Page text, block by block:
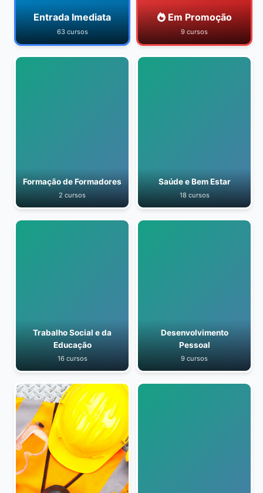
Entrada Imediata
63 cursos
Em Promoção
9 cursos
Formação de Formadores
2 cursos
Saúde e Bem Estar
18 cursos
Trabalho Social e da
Educação
16 cursos
Desenvolvimento
Pessoal
9 cursos